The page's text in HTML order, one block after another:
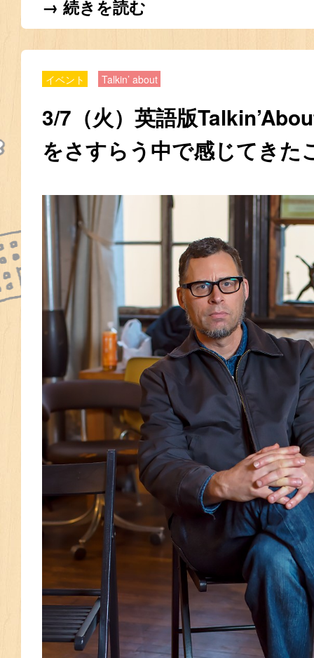
→ 続きを読む
イベント Talkin’ about
3/7（火）英語版
をさすらう中で感じてきた